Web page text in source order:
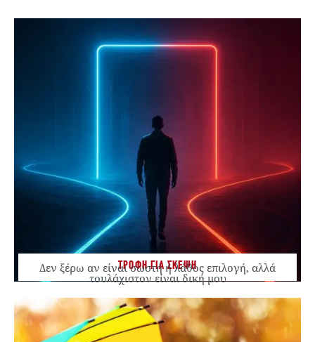
ΤΡΟΦΗ ΓΙΑ ΣΚΕΨΗ
Δεν ξέρω αν είναι σωστή ή λάθος επιλογή, αλλά
τουλάχιστον είναι δική μου